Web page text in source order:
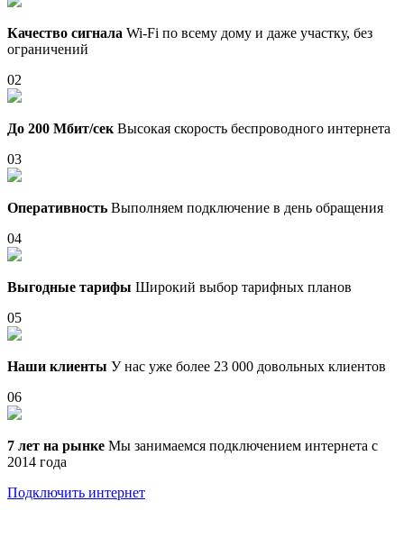
Качество сигнала Wi-Fi по всему дому и даже участку, без
ограничений
02
До 200 Мбит/сек Высокая скорость беспроводного интернета
03
Оперативность Выполняем подключение в день обращения
04
Выгодные тарифы Широкий выбор тарифных планов
05
Наши клиенты У нас уже более 23 000 довольных клиентов
06
7 лет на рынке Мы занимаемся подключением интернета с
2014 года
Подключить интернет